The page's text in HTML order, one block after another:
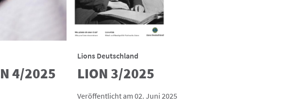
4/2025
Lions Deutschland
LION 3/2025
Veröffentlicht am 02. Juni 2025